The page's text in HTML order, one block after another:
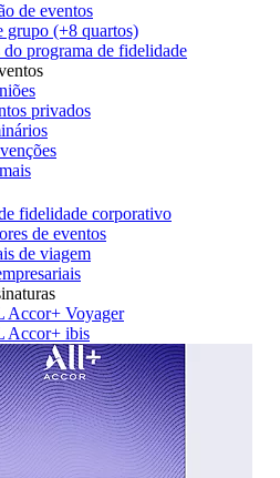
de eventos
grupo (+8 quartos)
programa de fidelidade
privados
fidelidade corporativo
de eventos
de viagem
Accor+ Voyager
Accor+ ibis